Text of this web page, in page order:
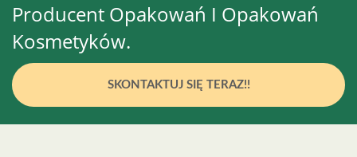
Producent Opakowań I Opakowań
Kosmetyków.
SKONTAKTUJ SIĘ TERAZ!!